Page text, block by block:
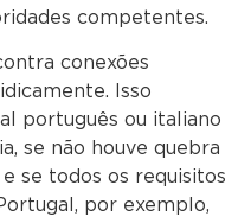
competentes.
conexões
Isso
português ou italiano
se não houve quebra
se todos os requisitos
por exemplo,